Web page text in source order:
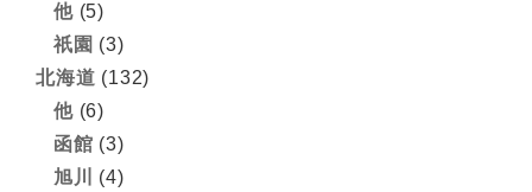
他(5)
祇園 (3)
北海道 (132)
他(6)
函館 (3)
旭川
(4)